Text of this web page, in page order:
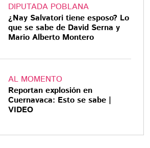
DIPUTADA POBLANA
¿Nay Salvatori tiene esposo? Lo
que se sabe de David Serna y
Mario Alberto Montero
AL MOMENTO
Reportan explosión en
Cuernavaca: Esto se sabe |
VIDEO